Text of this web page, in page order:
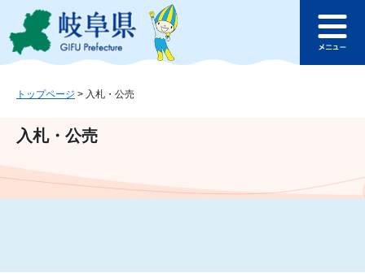
ジ
ュ
文
このページの本文へ
ュ
トップページ > 入札・公売
入札・公売